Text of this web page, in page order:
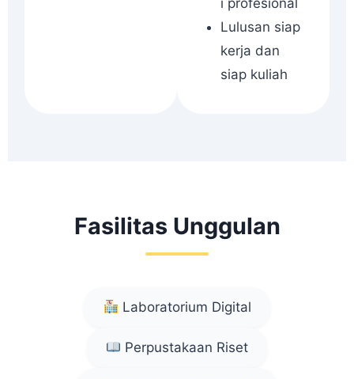
i profesional
Lulusan siap
kerja dan
siap kuliah
Fasilitas Unggulan
Laboratorium Digital
Perpustakaan Riset